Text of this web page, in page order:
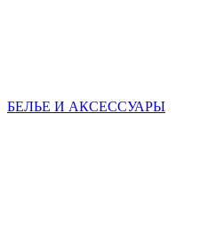
БЕЛЬЕ И АКСЕССУАРЫ